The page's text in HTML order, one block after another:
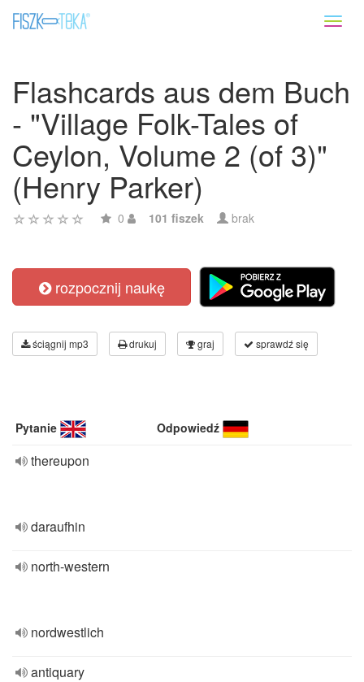
Flashcards aus dem Buch
- "Village Folk-Tales of
Ceylon, Volume 2 (of 3)"
(Henry Parker)
0 101 fiszek brak
rozpocznij naukę
ściągnij mp3 drukuj graj sprawdź się
Pytanie Odpowiedź
thereupon
daraufhin
north-western
nordwestlich
antiquary